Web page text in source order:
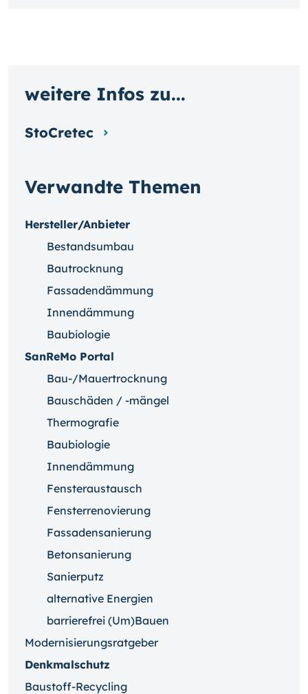
Verwandte Themen
Hersteller/Anbieter
Bestandsumbau
Bautrocknung
Fassadendämmung
Innendämmung
Baubiologie
SanReMo Portal
Bau-/Mauertrocknung
Bauschäden / -mängel
Thermografie
Baubiologie
Innendämmung
Fensteraustausch
Fensterrenovierung
Fassadensanierung
Betonsanierung
Sanierputz
alternative Energien
barrierefrei (Um)Bauen
Modernisierungsratgeber
Denkmalschutz
Baustoff-Recycling
weitere Infos zu...
StoCretec